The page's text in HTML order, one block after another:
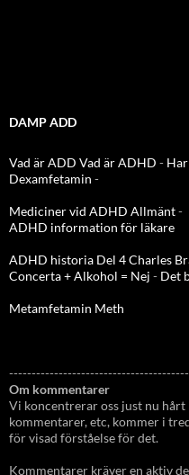
DAMP ADD
Vad är ADD Vad är ADHD -
Dexamfetamin -
Mediciner vid ADHD Allmänt-
ADHD information för läkare
ADHD historia Del 4 Charles
Concerta + Alkohol = Nej - Det
Metamfetamin Meth
Om kommentarer
Vi koncentrerar oss just nu
kommentarer, etc, kommer i
för visad förståelse för det.
Kommentarer kräver en aktiv